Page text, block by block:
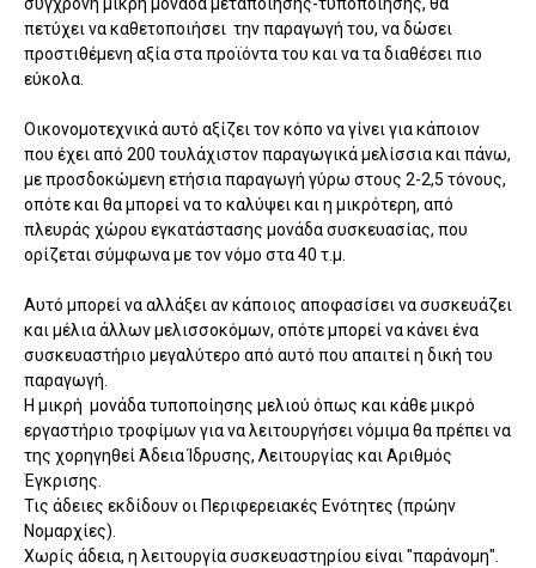
πετύχει να καθετοποιήσει την παραγωγή του, να δώσει
προστιθέμενη αξία στα προϊόντα του και να τα διαθέσει πιο
εύκολα.
Οικονομοτεχνικά αυτό αξίζει τον κόπο να γίνει για κάποιον
που έχει από 200 τουλάχιστον παραγωγικά μελίσσια και πάνω,
με προσδοκώμενη ετήσια παραγωγή γύρω στους 2-2,5 τόνους,
οπότε και θα μπορεί να το καλύψει και η μικρότερη, από
πλευράς χώρου εγκατάστασης μονάδα συσκευασίας, που
ορίζεται σύμφωνα με τον νόμο στα 40 τ.μ.
Αυτό μπορεί να αλλάξει αν κάποιος αποφασίσει να συσκευάζει
και μέλια άλλων μελισσοκόμων, οπότε μπορεί να κάνει ένα
συσκευαστήριο μεγαλύτερο από αυτό που απαιτεί η δική του
παραγωγή.
Η μικρή μονάδα τυποποίησης μελιού όπως και κάθε μικρό
εργαστήριο τροφίμων για να λειτουργήσει νόμιμα θα πρέπει να
της χορηγηθεί Άδεια Ίδρυσης, Λειτουργίας και Αριθμός
Έγκρισης.
Τις άδειες εκδίδουν οι Περιφερειακές Ενότητες (πρώην
Νομαρχίες).
Χωρίς άδεια, η λειτουργία συσκευαστηρίου είναι "παράνομη".